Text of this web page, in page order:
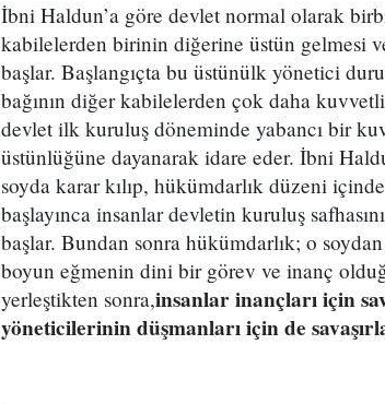
İbni Haldun’a göre devlet normal olarak
kabilelerden birinin diğerine üstün gelmesi
başlar. Başlangıçta bu üstünülk yönetici
bağının diğer kabilelerden çok daha
devlet ilk kuruluş döneminde yabancı bir
üstünlüğüne dayanarak idare eder. İbni
soyda karar kılıp, hükümdarlık düzeni
başlayınca insanlar devletin kuruluş
başlar. Bundan sonra hükümdarlık; o
boyun eğmenin dini bir görev ve inanç
yerleştikten sonra,insanlar inançları için
yöneticilerinin düşmanları için de